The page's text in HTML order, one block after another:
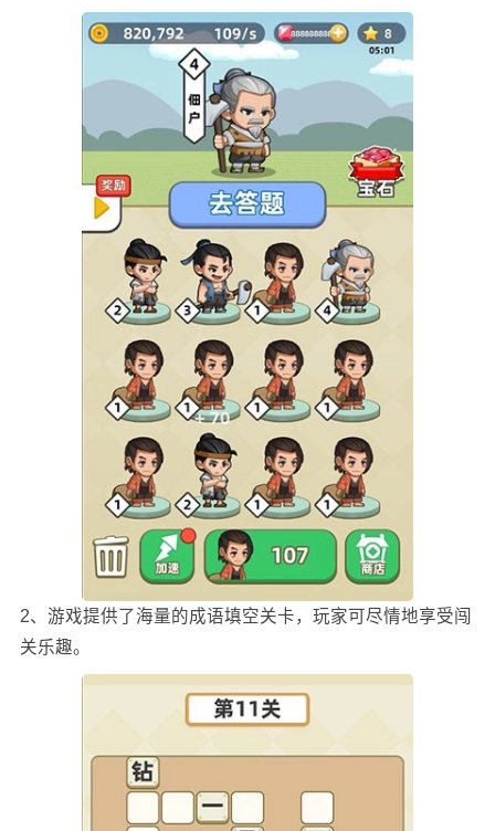
2、游戏提供了海量的成语填空关卡，玩家可尽情地享受闯
关乐趣。